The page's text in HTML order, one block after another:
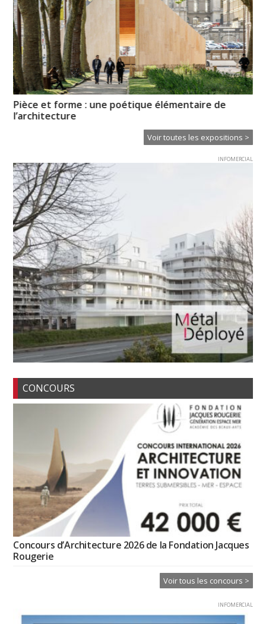
Pièce et forme : une poétique élémentaire de
l’architecture
Voir toutes les expositions >
INFOMERCIAL
CONCOURS
Concours d’Architecture 2026 de la Fondation Jacques
Rougerie
Voir tous les concours >
INFOMERCIAL